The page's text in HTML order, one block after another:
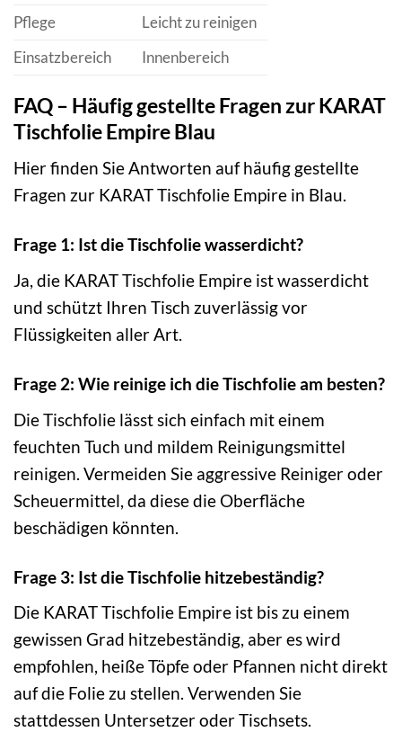
Pflege
Leicht zu reinigen
Einsatzbereich
Innenbereich
FAQ – Häufig gestellte Fragen zur KARAT
Tischfolie Empire Blau
Hier finden Sie Antworten auf häufig gestellte
Fragen zur KARAT Tischfolie Empire in Blau.
Frage 1: Ist die Tischfolie wasserdicht?
Ja, die KARAT Tischfolie Empire ist wasserdicht
und schützt Ihren Tisch zuverlässig vor
Flüssigkeiten aller Art.
Frage 2: Wie reinige ich die Tischfolie am besten?
Die Tischfolie lässt sich einfach mit einem
feuchten Tuch und mildem Reinigungsmittel
reinigen. Vermeiden Sie aggressive Reiniger oder
Scheuermittel, da diese die Oberfläche
beschädigen könnten.
Frage 3: Ist die Tischfolie hitzebeständig?
Die KARAT Tischfolie Empire ist bis zu einem
gewissen Grad hitzebeständig, aber es wird
empfohlen, heiße Töpfe oder Pfannen nicht direkt
auf die Folie zu stellen. Verwenden Sie
stattdessen Untersetzer oder Tischsets.